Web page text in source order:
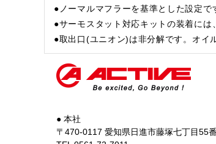
●ノーマルマフラーを基準とした設定で
●サーモスタット対応キットの装着に
●取出口(ユニオン)は非分解です。オイ
● 本社
〒470-0117 愛知県日進市藤塚七丁目55